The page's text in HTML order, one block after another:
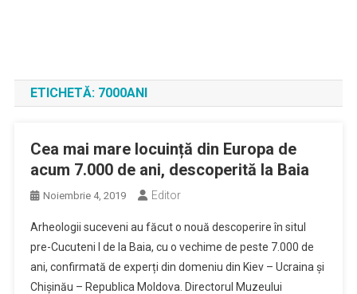
ETICHETĂ: 7000ANI
Cea mai mare locuință din Europa de
acum 7.000 de ani, descoperită la Baia
Noiembrie 4, 2019 Editor
Arheologii suceveni au făcut o nouă descoperire în situl
pre-Cucuteni I de la Baia, cu o vechime de peste 7.000 de
ani, confirmată de experți din domeniu din Kiev – Ucraina și
Chișinău – Republica Moldova. Directorul Muzeului